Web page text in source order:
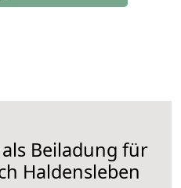
Beiladung für
Haldensleben